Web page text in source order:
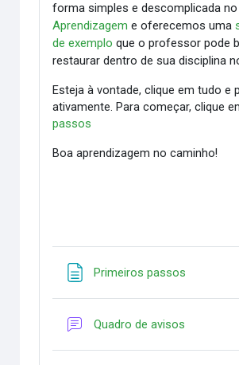
forma simples e descomplicada
Aprendizagem e oferecemos uma
de exemplo que o professor pode
restaurar dentro de sua disciplina
Esteja à vontade, clique em tudo e
ativamente.Para começar, clique
passos
Boa aprendizagem no caminho!
Primeiros passos
Quadro de avisos